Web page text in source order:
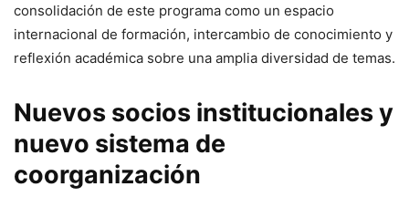
consolidación de este programa como un espacio
internacional de formación, intercambio de conocimiento y
reflexión académica sobre una amplia diversidad de temas.
Nuevos socios institucionales y
nuevo sistema de
coorganización